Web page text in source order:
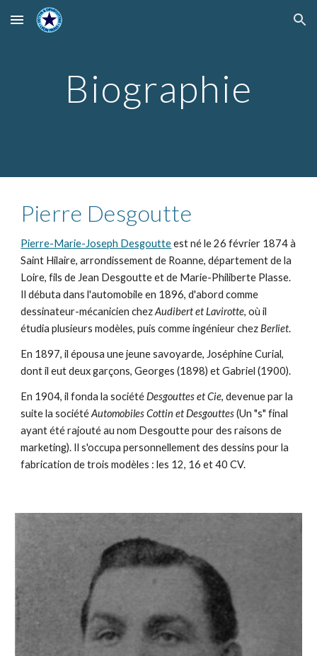
Skip to main content Skip to navigation
Biographie
Pierre Desgoutte
Pierre-Marie-Joseph Desgoutteest né le 26 février 1874 à
Saint Hilaire, arrondissement de Roanne, département de la
Loire, fils de Jean Desgoutte et de Marie-Philiberte Plasse.
Il débuta dans l'automobile en 1896, d'abord comme
dessinateur-mécanicien chezAudibert et Lavirotte, où il
étudia plusieurs modèles, puis comme ingénieur chezBerliet.
En 1897, il épousa une jeune savoyarde, Joséphine Curial,
dont il eut deux garçons, Georges (1898) et Gabriel (1900).
En 1904, il fonda la sociétéDesgouttes et Cie, devenue par la
suite la sociétéAutomobiles Cottin et Desgouttes(Un "s" final
ayant été rajouté au nom Desgoutte pour des raisons de
marketing). Il s'occupa personnellement des dessins pour la
fabrication de trois modèles : les 12, 16 et 40 CV.